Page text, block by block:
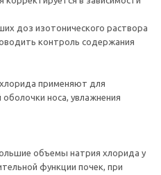
доз изотонического раствора
контроль содержания
применяют для
носа, увлажнения
объемы натрия хлорида у
функции почек, при